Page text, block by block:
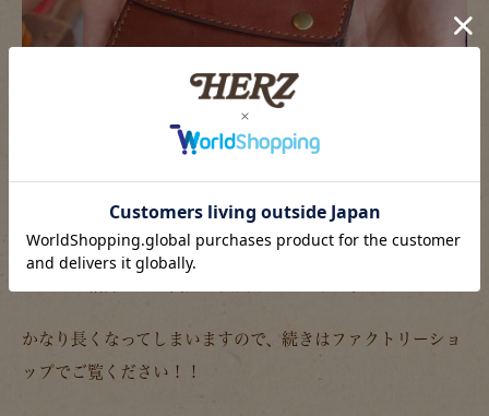
かなり長くなってしまいますので、続きはファクトリーショ
ップでご覧ください！！